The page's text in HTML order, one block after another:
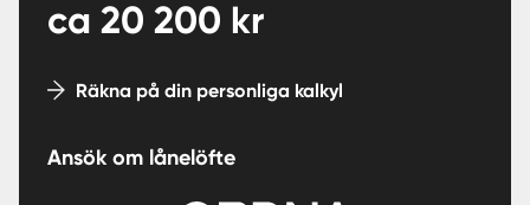
ca 20 200 kr
Räkna på din personliga kalkyl
Ansök om lånelöfte